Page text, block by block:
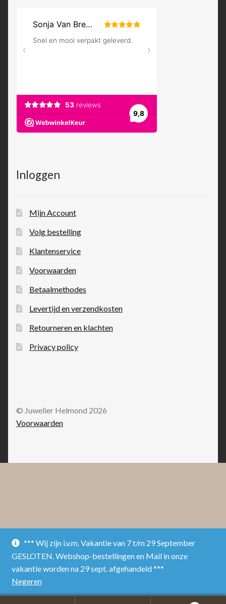
*** Wij zijn i.v.m. Vakantie van 7 t/m 29 September
GESLOTEN. Webshop-bestellingen en Mail in onze
vakantie worden na 29 sept. afgehandeld ***
Negeren
Inloggen
Mijn Account
Volg bestelling
Klantenservice
Voorwaarden
Betaalmethodes
Levertijd en verzendkosten
Retourneren en klachten
Privacy policy
© Juwelier Helmond 2026
Voorwaarden